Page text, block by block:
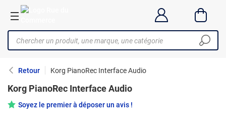
Retour Korg PianoRec Interface Audio
Korg PianoRec Interface Audio
Soyez le premier à déposer un avis !